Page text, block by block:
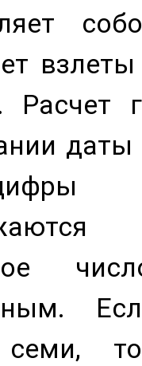
Расчет
семи,